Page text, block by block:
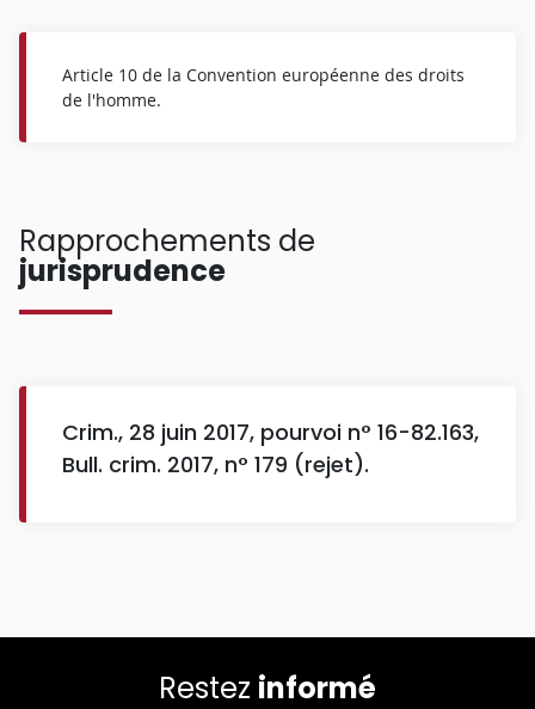
Article 10 de la Convention européenne des droits
de l'homme.
Rapprochements de
jurisprudence
Crim., 28 juin 2017, pourvoi n° 16-82.163,
Bull. crim. 2017, n° 179 (rejet).
Restez informé